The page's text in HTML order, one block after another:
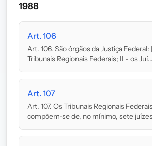
1988
Art. 106
Art. 106. São órgãos da Justiça
Tribunais Regionais Federais; II - os Juí...
Art. 107
Art. 107. Os Tribunais Regionais
compõem-se de, no mínimo, sete